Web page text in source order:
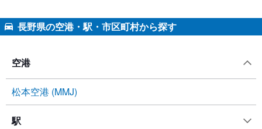
長野県の空港・駅・市区町村から探す
空港
松本空港 (MMJ)
駅